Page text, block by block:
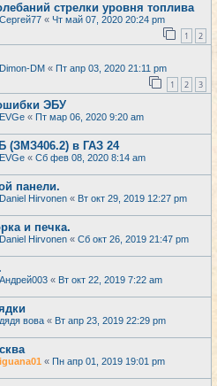
стрелки уровня топлива
Сергей77 « Чт май 07, 2020 20:24 pm
1 2
Dimon-DM « Пт апр 03, 2020 21:11 pm
1 2 3
ЭБУ
EVGe « Пт мар 06, 2020 9:20 am
(ЗМЗ406.2) в ГАЗ 24
EVGe « Сб фев 08, 2020 8:14 am
панели.
Daniel Hirvonen « Вт окт 29, 2019 12:27 pm
и печка.
Daniel Hirvonen « Сб окт 26, 2019 21:47 pm
Андрей003 « Вт окт 22, 2019 7:22 am
дядя вова « Вт апр 23, 2019 22:29 pm
iguana01 « Пн апр 01, 2019 19:01 pm